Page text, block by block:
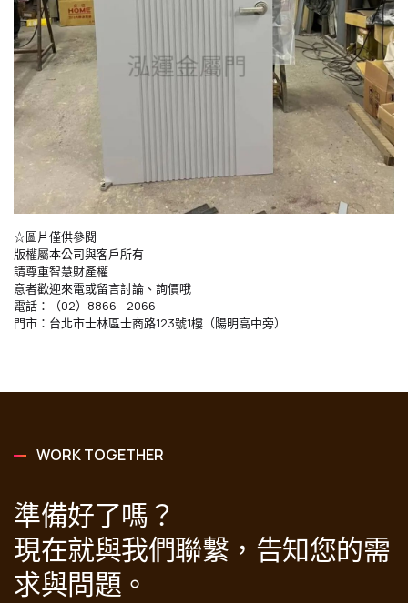
☆圖片僅供參閱
版權屬本公司與客戶所有
請尊重智慧財產權
意者歡迎來電或留言討論、詢價哦
電話：（02）8866 - 2066
門市：台北市士林區士商路123號1樓（陽明高中旁）
WORK TOGETHER
準備好了嗎？
現在就與我們聯繫，告知您的需
求與問題。